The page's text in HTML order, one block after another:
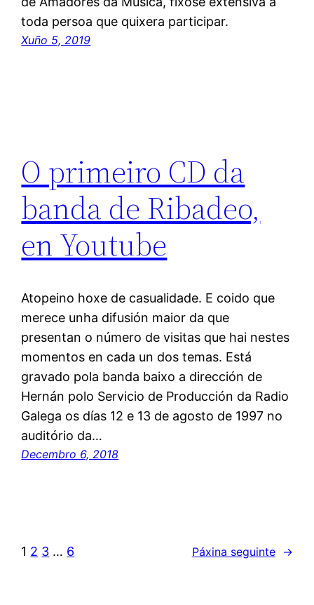
toda persoa que quixera participar.
Xuño 5, 2019
O primeiro CD da
banda de Ribadeo,
en Youtube
Atopeino hoxe de casualidade. E coido que
merece unha difusión maior da que
presentan o número de visitas que hai nestes
momentos en cada un dos temas. Está
gravado pola banda baixo a dirección de
Hernán polo Servicio de Producción da Radio
Galega os días 12 e 13 de agosto de 1997 no
auditório da…
Decembro 6, 2018
1 2 3 … 6 Páxina seguinte →